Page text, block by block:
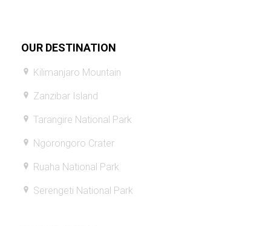
OUR DESTINATION
Kilimanjaro Mountain
Zanzibar Island
Tarangire National Park
Ngorongoro Crater
Ruaha National Park
Serengeti National Park